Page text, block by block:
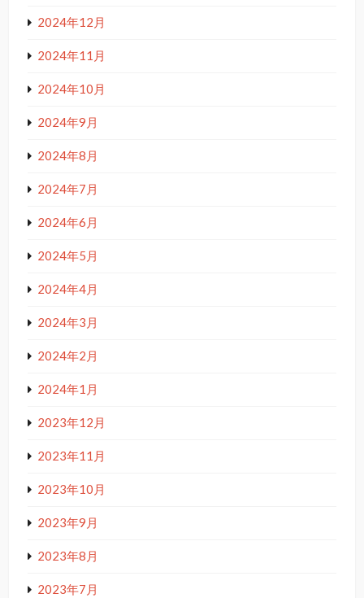
2024年12月
2024年11月
2024年10月
2024年9月
2024年8月
2024年7月
2024年6月
2024年5月
2024年4月
2024年3月
2024年2月
2024年1月
2023年12月
2023年11月
2023年10月
2023年9月
2023年8月
2023年7月